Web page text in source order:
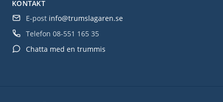
KONTAKT
E-post info@trumslagaren.se
Telefon 08-551 165 35
Chatta med en trummis